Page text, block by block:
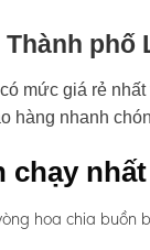
phố
mức giá rẻ
hàng nhanh
chạy
hoa chia buồn